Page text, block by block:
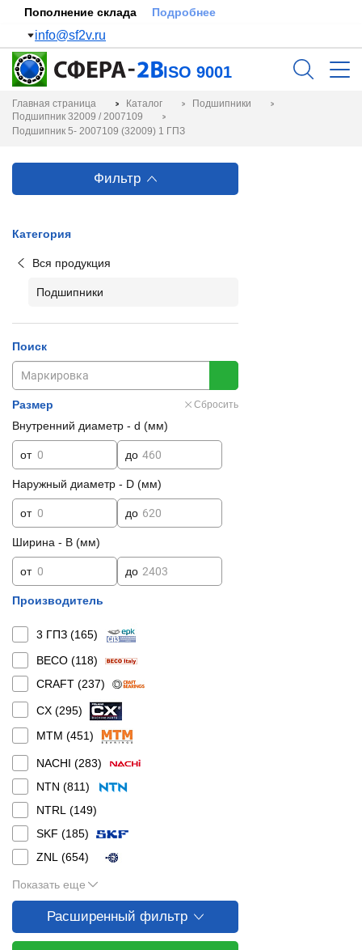
Пополнение склада Подробнее
info@sf2v.ru
ISO 9001
Главная страница Каталог
Подшипники
Подшипник 32009 / 2007109
Подшипник 5- 2007109 (32009) 1 ГПЗ
Фильтр
Категория
Вся продукция
Подшипники
Поиск
Размер Сбросить
Внутренний диаметр - d (мм)
от до
Наружный диаметр - D (мм)
от до
Ширина - B (мм)
от до
Производитель
3 ГПЗ (165)
BECO (118)
CRAFT (237)
CX (295)
MTM (451)
NACHI (283)
NTN (811)
NTRL (149)
SKF (185)
ZNL (654)
Показать еще
Расширенный фильтр